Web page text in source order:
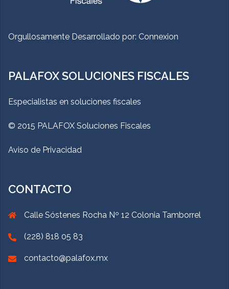
Orgullosamente Desarrollado por: Connexion
PALAFOX SOLUCIONES FISCALES
Especialistas en soluciones fiscales
© 2015 PALAFOX Soluciones Fiscales
Aviso de Privacidad
CONTACTO
Calle Sóstenes Rocha Nº 12 Colonia Tamborrel
(228) 818 05 83
contacto@palafox.mx